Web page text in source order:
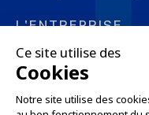
L'ENTREPRISE
NOS OFFRES
SERVICES PRO